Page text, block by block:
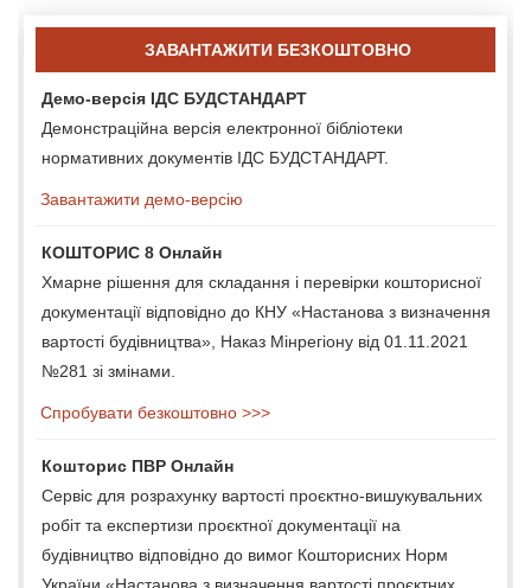
ЗАВАНТАЖИТИ БЕЗКОШТОВНО
Демо-версія ІДС БУДСТАНДАРТ
Демонстраційна версія електронної бібліотеки
нормативних документів ІДС БУДСТАНДАРТ.
Завантажити демо-версію
КОШТОРИС 8 Онлайн
Хмарне рішення для складання і перевірки кошторисної
документації відповідно до КНУ «Настанова з визначення
вартості будівництва», Наказ Мінрегіону від 01.11.2021
№281 зі змінами.
Спробувати безкоштовно >>>
Кошторис ПВР Онлайн
Сервіс для розрахунку вартості проєктно-вишукувальних
робіт та експертизи проєктної документації на
будівництво відповідно до вимог Кошторисних Норм